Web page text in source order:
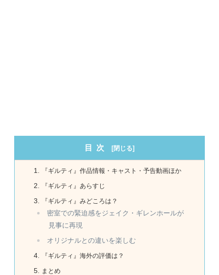
目次
『ギルティ』作品情報・キャスト・予告動画ほか
『ギルティ』あらすじ
『ギルティ』みどころは？
密室での緊迫感をジェイク・ギレンホールが
見事に再現
オリジナルとの違いを楽しむ
『ギルティ』海外の評価は？
まとめ